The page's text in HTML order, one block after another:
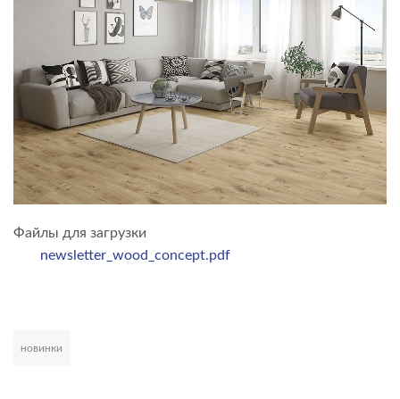
Файлы для загрузки
newsletter_wood_concept.pdf
новинки